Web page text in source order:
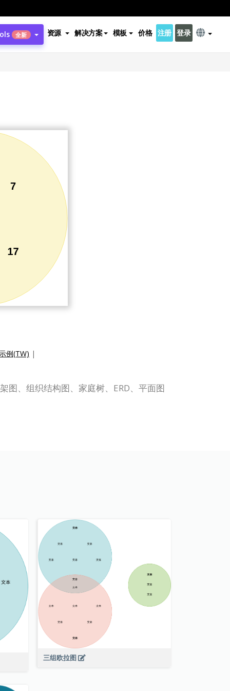
全新 资源 解决方案 模板 价格 注册 登录
例(TW) |
、组织结构图、家庭树、ERD、平面图
三组欧拉图